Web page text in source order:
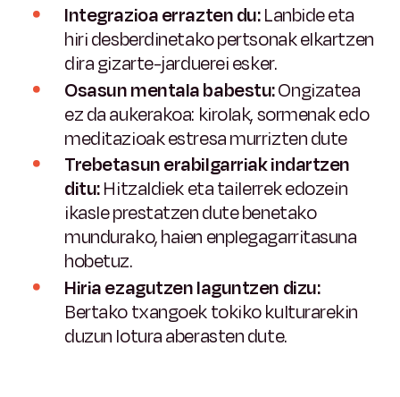
Integrazioa errazten du:Lanbide eta
hiri desberdinetako pertsonak elkartzen
dira gizarte-jarduerei esker.
Osasun mentala babestu:Ongizatea
ez da aukerakoa: kirolak, sormenak edo
meditazioak estresa murrizten dute
Trebetasun erabilgarriak indartzen
ditu:Hitzaldiek eta tailerrek edozein
ikasle prestatzen dute benetako
mundurako, haien enplegagarritasuna
hobetuz.
Hiria ezagutzen laguntzen dizu:
Bertako txangoek tokiko kulturarekin
duzun lotura aberasten dute.